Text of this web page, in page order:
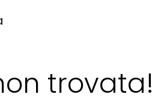
trovata!